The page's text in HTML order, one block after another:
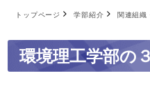
トップページ 学部紹介 関連組織
環境理工学部の